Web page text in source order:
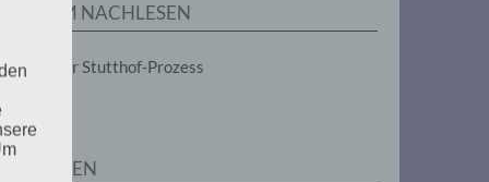
ausblenden.
ZUM NACHLESEN
Der Stutthof-Prozess
SEITEN